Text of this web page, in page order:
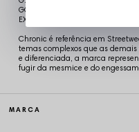
GG: 59 x 78 cm x 25:20 cm
EXG: 61 x 80 cm x 25: 20,5 cm
Chronic é referência em
temas complexos que as
e diferenciada, a marca
fugir da mesmice e do
MARCA